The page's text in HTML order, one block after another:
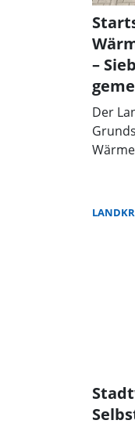
–
Der
der